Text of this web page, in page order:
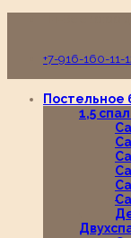
+7-916-160-11-
Постельное
1,5